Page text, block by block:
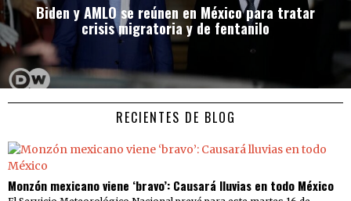
Biden y AMLO se reúnen en México para tratar
crisis migratoria y de fentanilo
RECIENTES DE BLOG
Monzón mexicano viene ‘bravo’: Causará lluvias en todo México